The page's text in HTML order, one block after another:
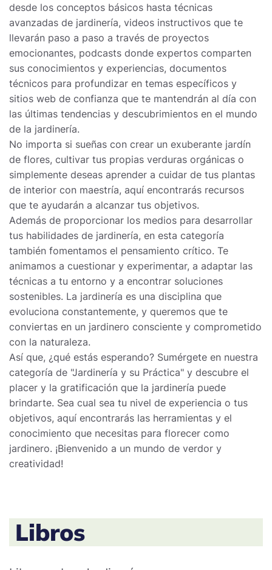
desde los conceptos básicos hasta técnicas
avanzadas de jardinería, videos instructivos que te
llevarán paso a paso a través de proyectos
emocionantes, podcasts donde expertos comparten
sus conocimientos y experiencias, documentos
técnicos para profundizar en temas específicos y
sitios web de confianza que te mantendrán al día con
las últimas tendencias y descubrimientos en el mundo
de la jardinería.
No importa si sueñas con crear un exuberante jardín
de flores, cultivar tus propias verduras orgánicas o
simplemente deseas aprender a cuidar de tus plantas
de interior con maestría, aquí encontrarás recursos
que te ayudarán a alcanzar tus objetivos.
Además de proporcionar los medios para desarrollar
tus habilidades de jardinería, en esta categoría
también fomentamos el pensamiento crítico. Te
animamos a cuestionar y experimentar, a adaptar las
técnicas a tu entorno y a encontrar soluciones
sostenibles. La jardinería es una disciplina que
evoluciona constantemente, y queremos que te
conviertas en un jardinero consciente y comprometido
con la naturaleza.
Así que, ¿qué estás esperando? Sumérgete en nuestra
categoría de "Jardinería y su Práctica" y descubre el
placer y la gratificación que la jardinería puede
brindarte. Sea cual sea tu nivel de experiencia o tus
objetivos, aquí encontrarás las herramientas y el
conocimiento que necesitas para florecer como
jardinero. ¡Bienvenido a un mundo de verdor y
creatividad!
Libros